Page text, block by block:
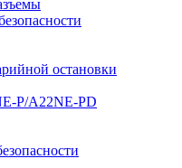
остановки
P/A22NE-PD